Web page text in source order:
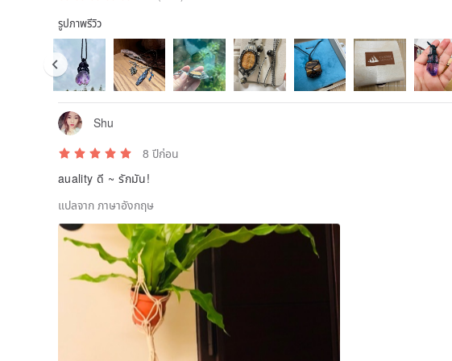
รูปภาพรีวิว
Shu
8 ปีก่อน
auality ดี ~ รักมัน!
แปลจาก ภาษาอังกฤษ